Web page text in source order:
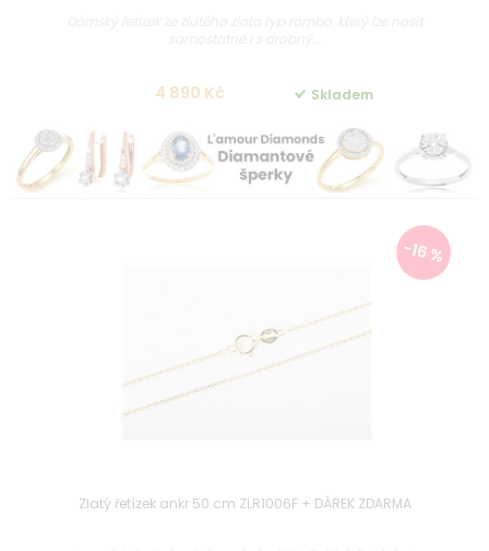
4 890 Kč Skladem
-16 %
Zlatý řetízek ankr 50 cm ZLR1006F + DÁREK ZDARMA